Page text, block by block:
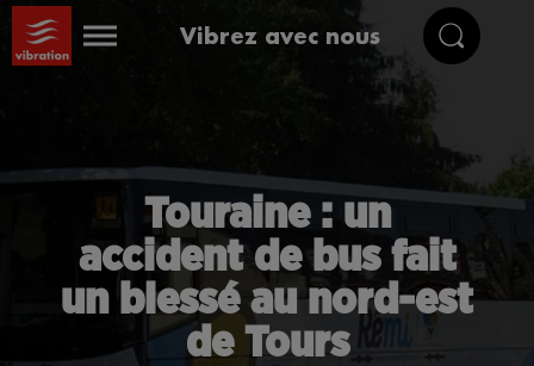
Vibrez avec nous
Touraine : un
accident de bus fait
un blessé au nord-est
de Tours